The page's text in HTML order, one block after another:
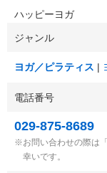
ハッピーヨガ
ジャンル
ヨガ／ピラティス
電話番号
029-875-8689
お問い合わせの際は
幸いです。